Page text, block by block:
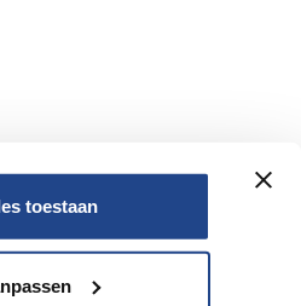
toestaan
Nee
Nee